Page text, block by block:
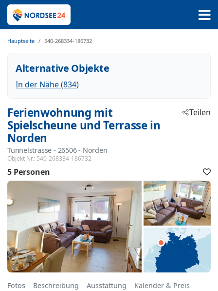
Hauptseite 540-268334-186732
Alternative Objekte
In der Nähe (834)
Ferienwohnung mit
Spielscheune und Terrasse in
Norden
Tunnelstrasse - 26506 - Norden
Objekt Nr.: 540-268334-186732
Teilen
5 Personen
Fotos Beschreibung Ausstattung Kalender & Preis